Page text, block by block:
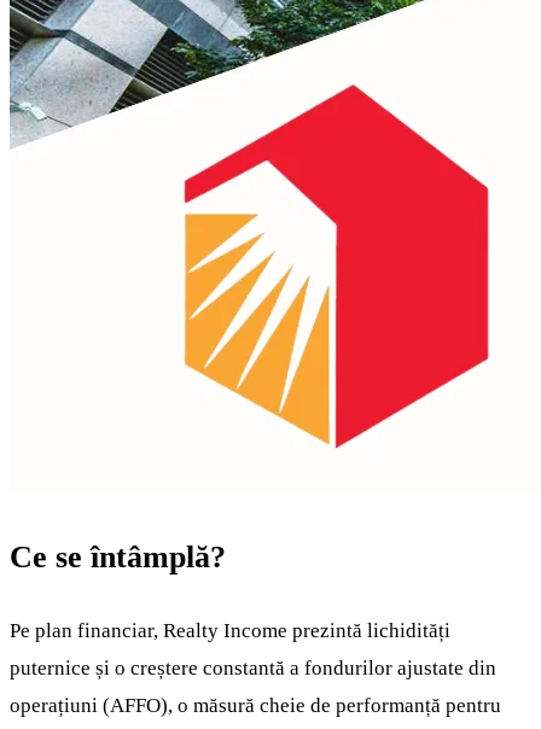
Ce se întâmplă?
Pe plan financiar, Realty Income prezintă lichidități
puternice și o creștere constantă a fondurilor ajustate din
operațiuni (AFFO), o măsură cheie de performanță pentru